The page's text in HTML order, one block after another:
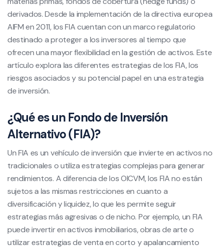
derivados. Desde la implementación de la directiva europea
AIFM en 2011, los FIA cuentan con un marco regulatorio
destinado a proteger a los inversores al tiempo que
ofrecen una mayor flexibilidad en la gestión de activos. Este
artículo explora las diferentes estrategias de los FIA, los
riesgos asociados y su potencial papel en una estrategia
de inversión.
¿Qué es un Fondo de Inversión
Alternativo (FIA)?
Un FIA es un vehículo de inversión que invierte en activos no
tradicionales o utiliza estrategias complejas para generar
rendimientos. A diferencia de los OICVM, los FIA no están
sujetos a las mismas restricciones en cuanto a
diversificación y liquidez, lo que les permite seguir
estrategias más agresivas o de nicho. Por ejemplo, un FIA
puede invertir en activos inmobiliarios, obras de arte o
utilizar estrategias de venta en corto y apalancamiento